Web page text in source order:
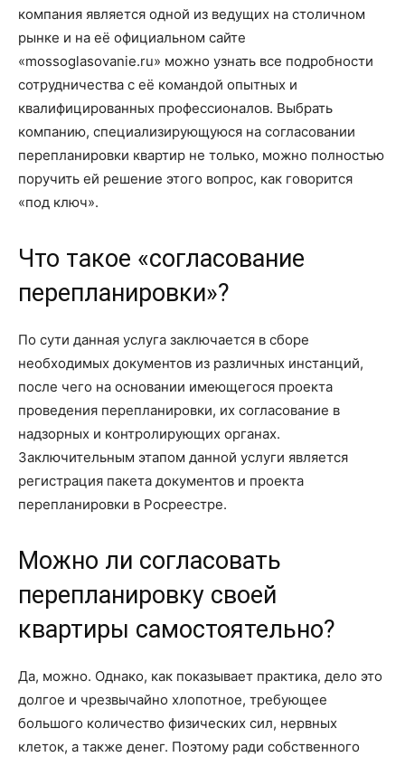
компания является одной из ведущих на столичном
рынке и на её официальном сайте
«mossoglasovanie.ru» можно узнать все подробности
сотрудничества с её командой опытных и
квалифицированных профессионалов. Выбрать
компанию, специализирующуюся на согласовании
перепланировки квартир не только, можно полностью
поручить ей решение этого вопрос, как говорится
«под ключ».
Что такое «согласование
перепланировки»?
По сути данная услуга заключается в сборе
необходимых документов из различных инстанций,
после чего на основании имеющегося проекта
проведения перепланировки, их согласование в
надзорных и контролирующих органах.
Заключительным этапом данной услуги является
регистрация пакета документов и проекта
перепланировки в Росреестре.
Можно ли согласовать
перепланировку своей
квартиры самостоятельно?
Да, можно. Однако, как показывает практика, дело это
долгое и чрезвычайно хлопотное, требующее
большого количество физических сил, нервных
клеток, а также денег. Поэтому ради собственного